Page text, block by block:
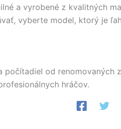
a vyrobené z kvalitných
vyberte model, ktorý je
od renomovaných
hráčov.